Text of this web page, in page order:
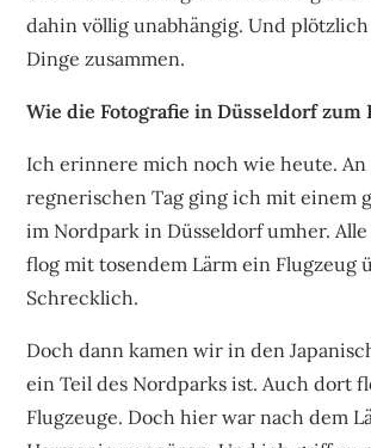
dahin völlig unabhängig. Und
Dinge zusammen.
Wie die Fotografie in Düsseldorf zum
Ich erinnere mich noch wie heute. An
regnerischen Tag ging ich mit einem
im Nordpark in Düsseldorf umher.
flog mit tosendem Lärm ein Flugzeug
Schrecklich.
Doch dann kamen wir in den
ein Teil des Nordparks ist. Auch dort
Flugzeuge. Doch hier war nach dem